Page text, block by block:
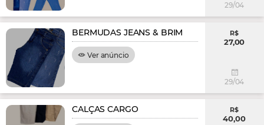
29/04
BERMUDAS JEANS & BRIM
Ver anúncio
R$
27,00
29/04
CALÇAS CARGO R$
40,00